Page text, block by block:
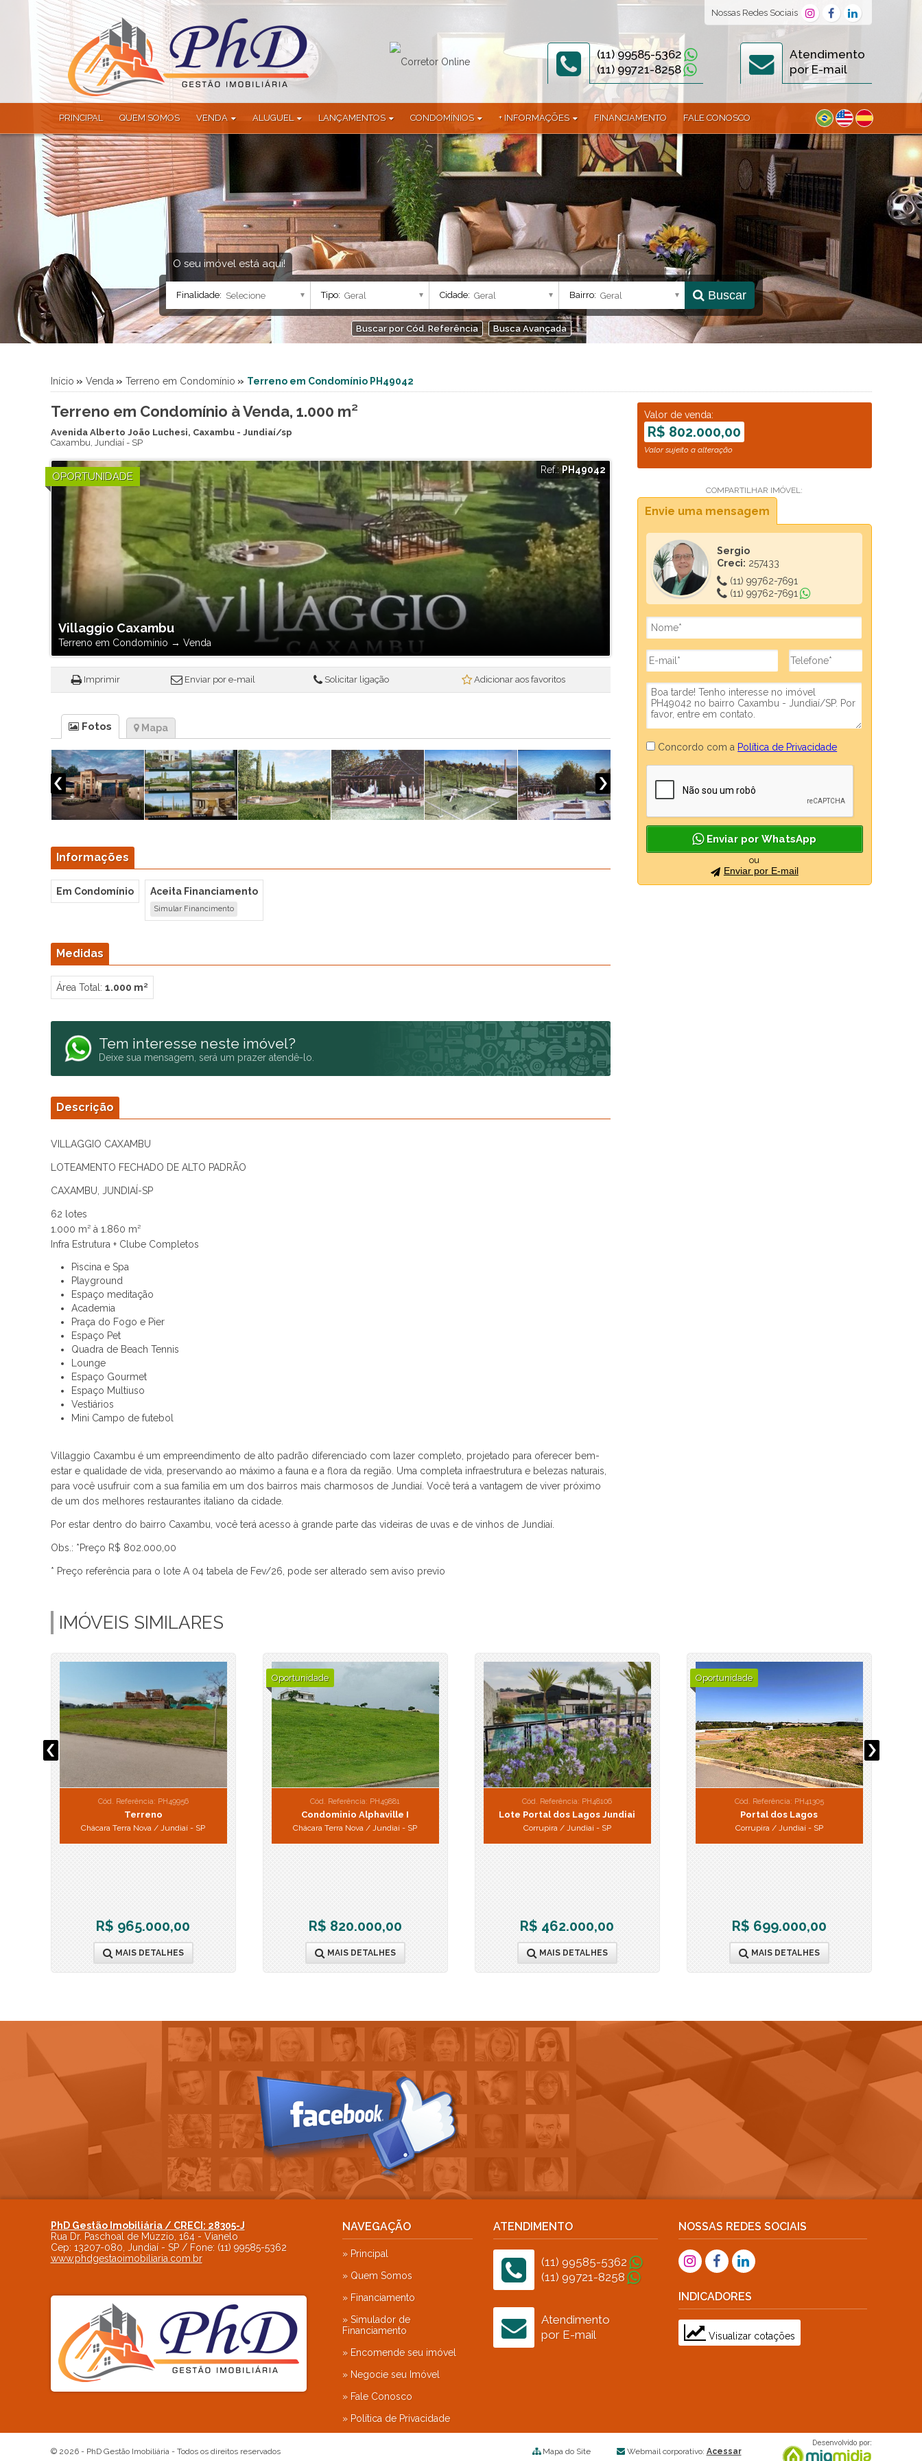
PRINCIPAL QUEM SOMOS VENDA
Apartamento (123)
Apartamento Alto Padrão (6)
Apartamento Duplex (2)
Apartamento Garden (1)
Área (14)
Casa (102)
Casa Alto Padrão (27)
Casa Comercial (3)
Casa em Condomínio (100)
Chácara (22)
Empreendimento - Apartamentos (1)
Galpão (2)
Lote (5)
Salão (1)
Sítio (5)
Terreno (49)
Terreno em Condomínio (104)
ALUGUEL
Apartamento (1)
Casa (1)
Casa Comercial (1)
Casa em Condomínio (1)
Galpão (1)
Sítio (1)
LANÇAMENTOS
Terreno em Condomínio (3)
CONDOMÍNIOS
Abitare Eco Clube (1)
Allegro (1)
Alphaville Jundiaí (9)
Alta Vista Acqua (1)
Alto Di Felicitá (2)
Altos da Avenida (2)
Altos da Samuel Martins (1)
America Central (1)
Applausi Villaggio (1)
Araguaia (1)
Arts Itatiba (1)
Atmosphera Natural Living (2)
Bosque das Sapucaias (1)
Brisas da Mata (3)
Brisas Jundiaí (4)
Buona Vitta (1)
Cafezal 6 (1)
Cafezal Iv (1)
Campos de Santo Antonio II (1)
Campos Eliseos Residence (3)
Canto da Natureza (1)
Centro Comercial Vitória 2 (1)
Centro Empresarial Sorocaba (1)
Chácara Malota (2)
Champs Prives (1)
Champs PrivÉs - Campo Limpo Paulista (1)
Colina dos Cristais (1)
Condominio Jardim Santa Rosa (1)
Condomínio Jardim Vila Paradiso (1)
Condominio Mantova (1)
Condomínio Morada do Horto (1)
Ecologie Residencial Itatiba (1)
Edifíco D'italia (1)
Epic JundiaÍ (1)
Espaço Conceição (1)
Fazenda Serrazul II (5)
Jardim Park Real (2)
Jardim Theodora (1)
Le Parc Residence (2)
Maison D'or (1)
Manai Residence (1)
Manawa Residencial (1)
Mirante dos Ipes (1)
Morada dos Deuses (1)
Myriad (1)
New Garden (1)
Parque Nova Cidade (1)
Petit Village (1)
Practice Club House (1)
Quinta do Pinhal (1)
Quintas da Terracota (1)
Quintas do Lago (1)
Real Park (1)
Real Ville (1)
Reserva Alpha Galleria (1)
Reserva Castanheiras (2)
Reserva Colonial (2)
Reserva da Mata (4)
Reserva da Serra (1)
Reserva de São Carlos (1)
Reserva dos Jatobás Louveira (1)
Reserva dos Lagos Jundiaí (1)
Reserva dos Vinhedos - Louveira (1)
Reserva Ermida Jundiaí (3)
Reserva Jatobás (2)
Reserva Luiza Tomaselli (1)
Reserva Mrajoara (1)
Reserva Santa Mônica (5)
Reservatto (1)
+ INFORMAÇÕES
Documentos
FINANCIAMENTO FALE CONOSCO
(11) 99585-5362
(11) 99721-8258
Atendimento
por E-mail
Nossas Redes Sociais
O seu imóvel está aqui!
Finalidade: Tipo: Cidade: Bairro: Buscar
Buscar por Cód. Referência Busca Avançada
Início » Venda » Terreno em Condomínio » Terreno em Condomínio PH49042
Terreno em Condomínio à Venda, 1.000 m²
Avenida Alberto João Luchesi, Caxambu - Jundiaí/sp
Caxambu, Jundiaí- SP
OPORTUNIDADE
Villaggio Caxambu
Terreno em Condomínio → Venda
Ref.:PH49042
Imprimir Enviar por e-mail Solicitar ligação Adicionar aos favoritos
Fotos Mapa
Informações
Em Condomínio Aceita Financiamento
Simular Financimento
Medidas
Área Total: 1.000 m²
Tem interesse neste imóvel?
Deixe sua mensagem, será um prazer atendê-lo.
Descrição
VILLAGGIO CAXAMBU
LOTEAMENTO FECHADO DE ALTO PADRÃO
CAXAMBU, JUNDIAÍ-SP
62 lotes
1.000 m² à 1.860 m²
Infra Estrutura + Clube Completos
Piscina e Spa
Playground
Espaço meditação
Academia
Praça do Fogo e Pier
Espaço Pet
Quadra de Beach Tennis
Lounge
Espaço Gourmet
Espaço Multiuso
Vestiários
Mini Campo de futebol
Villaggio Caxambu é um empreendimento de alto padrão diferenciado com lazer completo, projetado para oferecer bem-
estar e qualidade de vida, preservando ao máximo a fauna e a flora da região. Uma completa infraestrutura e belezas naturais,
para você usufruir com a sua familia em um dos bairros mais charmosos de Jundiaí. Você terá a vantagem de viver próximo
de um dos melhores restaurantes italiano da cidade.
Por estar dentro do bairro Caxambu, você terá acesso à grande parte das videiras de uvas e de vinhos de Jundiaí.
Obs.: *Preço R$ 802.000,00
* Preço referência para o lote A 04 tabela de Fev/26, pode ser alterado sem aviso previo
Valor de venda:
R$ 802.000,00
Valor sujeito a alteração
COMPARTILHAR IMÓVEL:
Envie uma mensagem
Sergio
Creci: 257433
(11) 99762-7691
(11) 99762-7691
Concordo com a Política de Privacidade
Enviar por WhatsApp
ou
Enviar por E-mail
IMÓVEIS SIMILARES
Cód. Referência: PH49956
Terreno
Chácara Terra Nova / Jundiaí - SP
R$ 965.000,00
MAIS DETALHES
Oportunidade
Cód. Referência: PH49881
Condominio Alphaville I
Chácara Terra Nova / Jundiaí - SP
R$ 820.000,00
MAIS DETALHES
Cód. Referência: PH48106
Lote Portal dos Lagos Jundiai
Corrupira / Jundiaí - SP
R$ 462.000,00
MAIS DETALHES
Oportunidade
Cód. Referência: PH41305
Portal dos Lagos
Corrupira / Jundiaí - SP
R$ 699.000,00
MAIS DETALHES
PhD Gestão Imobiliária / CRECI: 28305-J
Rua Dr. Paschoal de Múzzio, 164 - Vianelo
Cep: 13207-080 Jundiaí- SP/ Fone: (11) 99585-5362
www.phdgestaoimobiliaria.com.br
NAVEGAÇÃO
» Principal
» Quem Somos
» Financiamento
» Simulador de
Financiamento
» Encomende seu imóvel
» Negocie seu Imóvel
» Fale Conosco
» Política de Privacidade
ATENDIMENTO
(11) 99585-5362
(11) 99721-8258
Atendimento
por E-mail
NOSSAS REDES SOCIAIS
INDICADORES
Visualizar cotações
© 2026 - PhD Gestão Imobiliária- Todos os direitos reservados Mapa do Site Webmail corporativo: Acessar